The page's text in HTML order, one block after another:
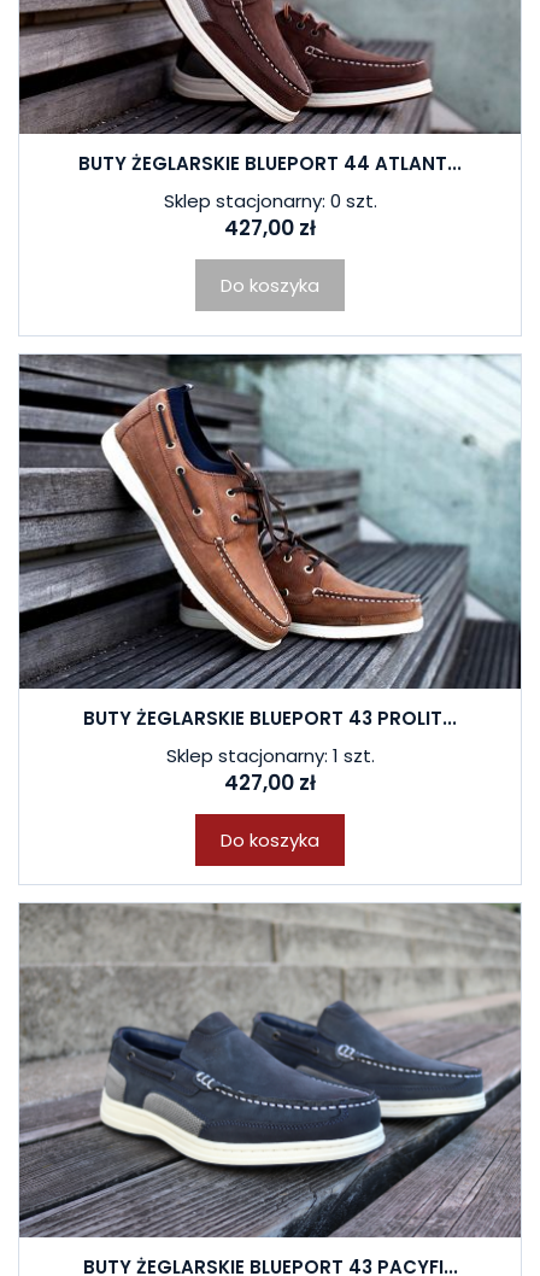
BUTY ŻEGLARSKIE BLUEPORT 44 ATLANT...
Sklep stacjonarny: 0 szt.
427,00 zł
Do koszyka
BUTY ŻEGLARSKIE BLUEPORT 43 PROLIT...
Sklep stacjonarny: 1 szt.
427,00 zł
Do koszyka
BUTY ŻEGLARSKIE BLUEPORT 43 PACYFI...